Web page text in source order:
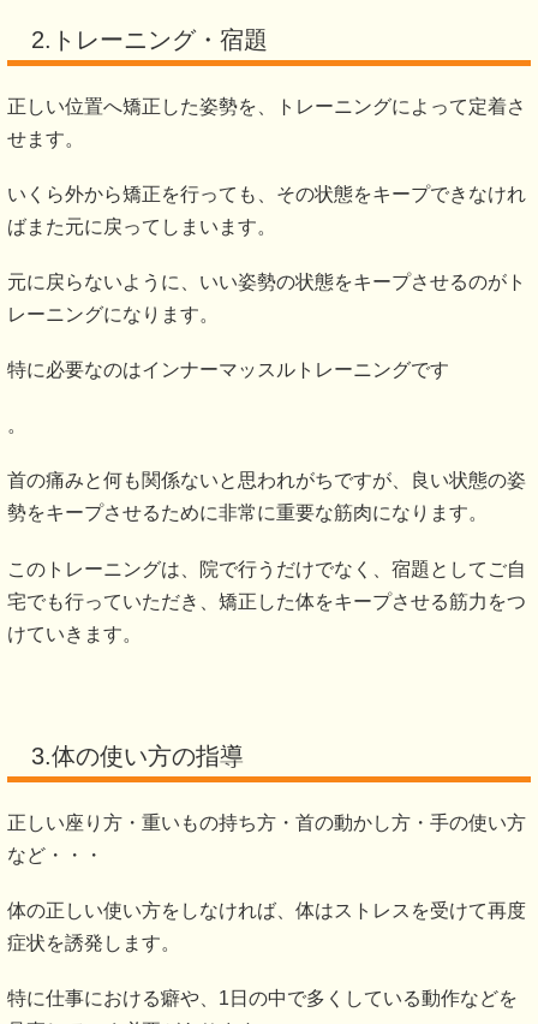
2.トレーニング・宿題
正しい位置へ矯正した姿勢を、トレーニングによって定着さ
せます。
いくら外から矯正を行っても、その状態をキープできなけれ
ばまた元に戻ってしまいます。
元に戻らないように、いい姿勢の状態をキープさせるのがト
レーニングになります。
特に必要なのはインナーマッスルトレーニングです
。
首の痛みと何も関係ないと思われがちですが、良い状態の姿
勢をキープさせるために非常に重要な筋肉になります。
このトレーニングは、院で行うだけでなく、宿題としてご自
宅でも行っていただき、矯正した体をキープさせる筋力をつ
けていきます。
3.体の使い方の指導
正しい座り方・重いもの持ち方・首の動かし方・手の使い方
など・・・
体の正しい使い方をしなければ、体はストレスを受けて再度
症状を誘発します。
特に仕事における癖や、1日の中で多くしている動作などを